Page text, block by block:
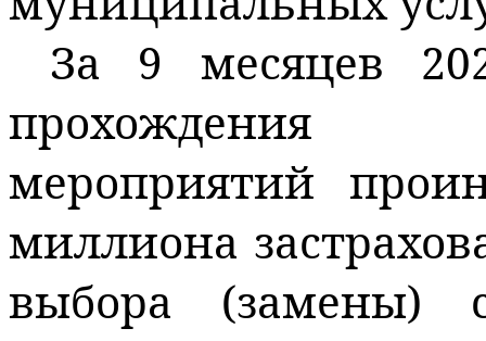
За 9 месяцев
прохождения
мероприятий
миллиона
выбора (замены)